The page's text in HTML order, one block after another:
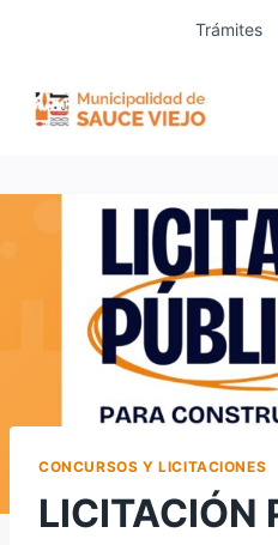
Trámites
CONCURSOS Y LICITACIONES
LICITACIÓN